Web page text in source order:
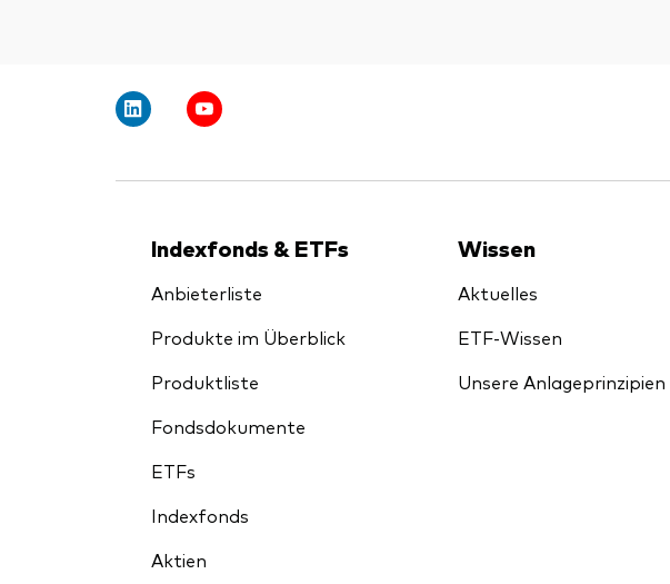
Indexfonds & ETFs
Anbieterliste
Produkte im Überblick
Produktliste
Fondsdokumente
ETFs
Indexfonds
Aktien
Wissen
Aktuelles
ETF-Wissen
Unsere Anlageprinzipien